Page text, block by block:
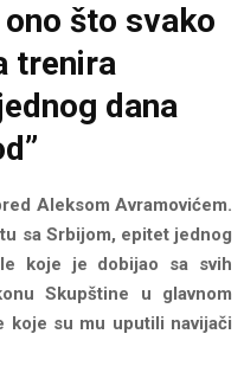
što svako
trenira
dana
Aleksom Avramovićem.
sa Srbijom, epitet jednog
koje je dobijao sa svih
Skupštine u glavnom
koje su mu uputili navijači